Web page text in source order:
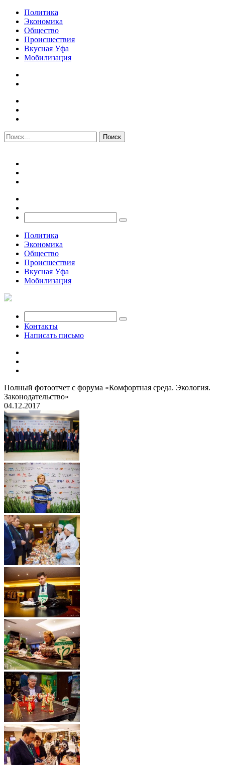
Политика
Экономика
Общество
Происшествия
Вкусная Уфа
Мобилизация
Политика
Экономика
Общество
Происшествия
Вкусная Уфа
Мобилизация
Контакты
Написать письмо
Полный фотоотчет с форума «Комфортная среда. Экология.
Законодательство»
04.12.2017